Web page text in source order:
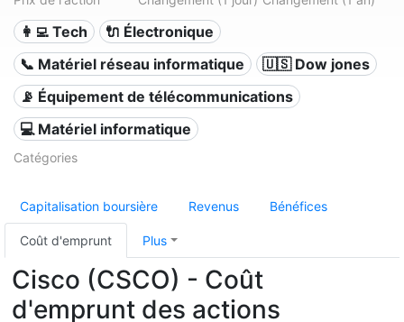
👩‍💻 Tech
🔌 Électronique
📞 Matériel réseau informatique
🇺🇸 Dow jones
📡 Équipement de télécommunications
💻 Matériel informatique
Catégories
Capitalisation boursière Revenus Bénéfices
Coût d'emprunt Plus
Cisco (CSCO) - Coût
d'emprunt des actions